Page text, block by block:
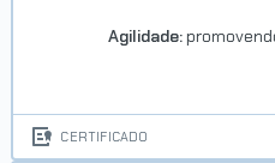
Agilidade:
CERTIFICADO